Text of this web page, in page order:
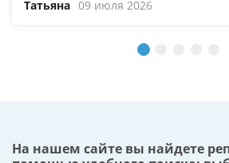
Татьяна 09 июля 2026
На нашем сайте вы найдете